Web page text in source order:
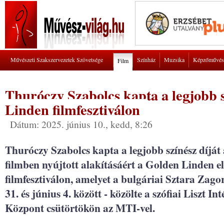
Művészeti Szakszervezetek Szövetsége Film Színház Muzsika
Thuróczy Szabolcs kapta a legjobb
Linden filmfesztiválon
Dátum: 2025. június 10., kedd, 8:26
Thuróczy Szabolcs kapta a legjobb színész
filmben nyújtott alakításáért a Golden Linden
filmfesztiválon, amelyet a bulgáriai Sztara
31. és június 4. között - közölte a szófiai Liszt
Központ csütörtökön az MTI-vel.